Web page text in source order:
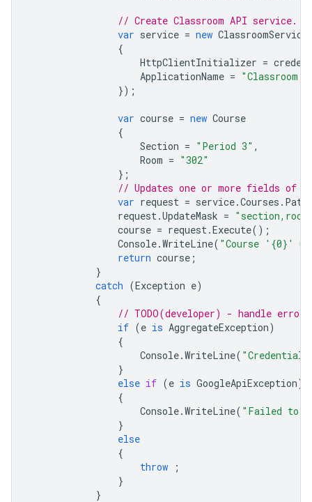
// Create Classroom API service.
var service = new ClassroomService
{
HttpClientInitializer =
ApplicationName = "Classroom
});
var course = new Course
{
Section = "Period 3" ,
Room = "302"
};
// Updates one or more fields of
var request = service.Courses .
request.UpdateMask =
course = request.Execute();
Console.WriteLine( "Course '{0}'
return course ;
}
catch (Exception e)
{
// TODO(developer) - handle error
if (e is AggregateException)
{
Console.WriteLine( "Credential
}
else if (e is GoogleApiException)
{
Console.WriteLine( "Failed to
}
else
{
throw
;
}
}